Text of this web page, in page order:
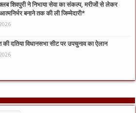
शिवपुरी ने निभाया सेवा का संकल्प, मरीजों से लेकर
बनाने तक की ली जिम्मेदारी*
की दतिया विधानसभा सीट पर उपचुनाव का ऐलान